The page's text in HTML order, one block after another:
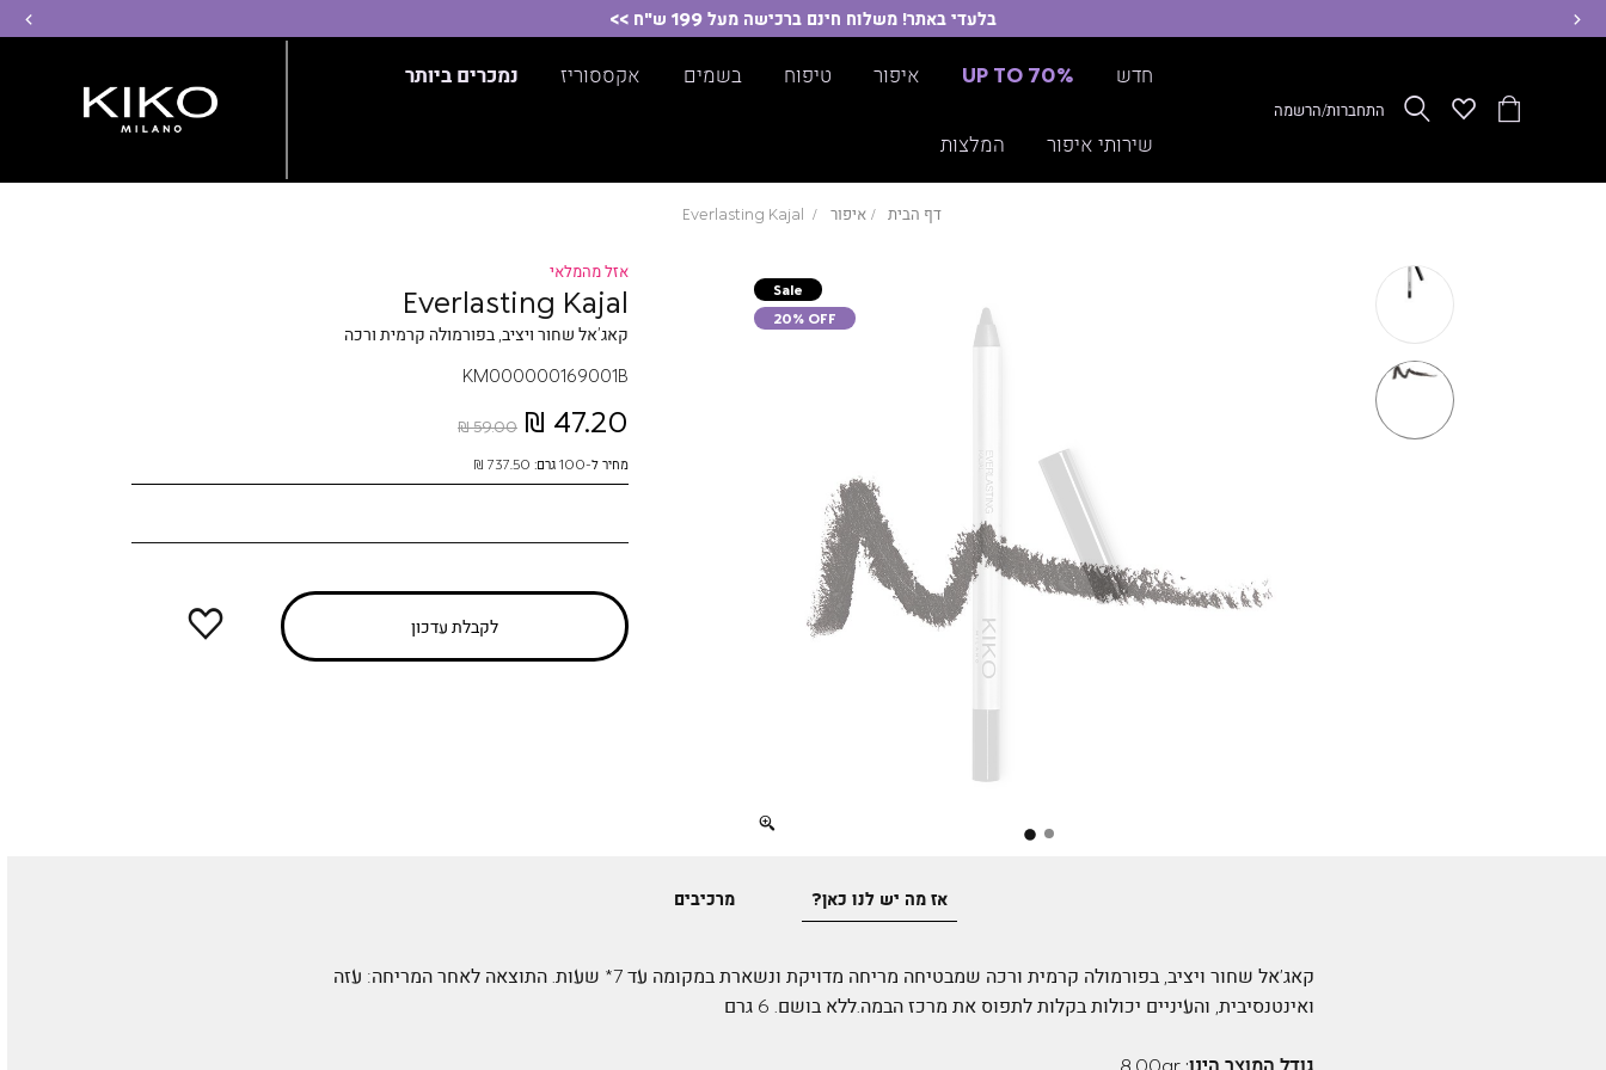
בלעדי באתר! משלוח חינם ברכישה מעל 199 ש"ח >>
הסל
Wishlistחפשהתחברות/הרשמה
חדש UP TO 70% איפור טיפוח בשמים אקססוריז נמכרים ביותר
שירותי איפור המלצות
דף הבית איפור Everlasting Kajal
Full
Sale
20% OFF
אזל מהמלאי
Everlasting Kajal
קאג’אל שחור ויציב, בפורמולה קרמית ורכה
KM000000169001B
47.20 ₪
59.00 ₪
מחיר ל-100 גרם: 737.50 ₪
הוספה
לקבלת עדכון
אז מה יש לנו כאן? מרכיבים
קאג’אל שחור ויציב, בפורמולה קרמית ורכה שמבטיחה מריחה מדויקת ונשארת במקומה עד 7* שעות. התוצאה לאחר המריחה: עזה
ואינטנסיבית, והעיניים יכולות בקלות לתפוס את מרכז הבמה.ללא בושם. 6 גרם
גודל המוצר הינו:8.00gr